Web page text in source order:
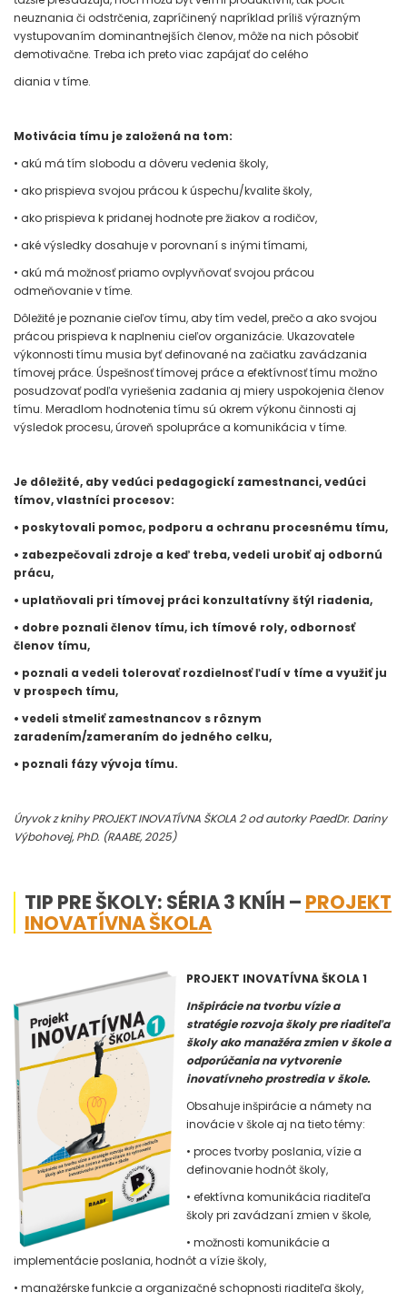
neuznania či odstrčenia, zapríčinený napríklad príliš výrazným
vystupovaním dominantnejších členov, môže na nich pôsobiť
demotivačne. Treba ich preto viac zapájať do celého
diania v tíme.
Motivácia tímu je založená na tom:
• akú má tím slobodu a dôveru vedenia školy,
• ako prispieva svojou prácou k úspechu/kvalite školy,
• ako prispieva k pridanej hodnote pre žiakov a rodičov,
• aké výsledky dosahuje v porovnaní s inými tímami,
• akú má možnosť priamo ovplyvňovať svojou prácou
odmeňovanie v tíme.
Dôležité je poznanie cieľov tímu, aby tím vedel, prečo a ako svojou
prácou prispieva k naplneniu cieľov organizácie. Ukazovatele
výkonnosti tímu musia byť definované na začiatku zavádzania
tímovej práce. Úspešnosť tímovej práce a efektívnosť tímu možno
posudzovať podľa vyriešenia zadania aj miery uspokojenia členov
tímu. Meradlom hodnotenia tímu sú okrem výkonu činnosti aj
výsledok procesu, úroveň spolupráce a komunikácia v tíme.
Je dôležité, aby vedúci pedagogickí zamestnanci, vedúci
tímov, vlastníci procesov:
• poskytovali pomoc, podporu a ochranu procesnému tímu,
• zabezpečovali zdroje a keď treba, vedeli urobiť aj odbornú
prácu,
• uplatňovali pri tímovej práci konzultatívny štýl riadenia,
• dobre poznali členov tímu, ich tímové roly, odbornosť
členov tímu,
• poznali a vedeli tolerovať rozdielnosť ľudí v tíme a využiť ju
v prospech tímu,
• vedeli stmeliť zamestnancov s rôznym
zaradením/zameraním do jedného celku,
• poznali fázy vývoja tímu.
Úryvok z knihy PROJEKT INOVATÍVNA ŠKOLA 2 od autorky PaedDr. Dariny
Výbohovej, PhD. (RAABE, 2025)
TIP PRE ŠKOLY: SÉRIA 3 KNÍH – PROJEKT
INOVATÍVNA ŠKOLA
PROJEKT INOVATÍVNA ŠKOLA 1
Inšpirácie na tvorbu vízie a
stratégie rozvoja školy pre riaditeľa
školy ako manažéra zmien v škole a
odporúčania na vytvorenie
inovatívneho prostredia v škole.
Obsahuje inšpirácie a námety na
inovácie v škole aj na tieto témy:
• proces tvorby poslania, vízie a
definovanie hodnôt školy,
• efektívna komunikácia riaditeľa
školy pri zavádzaní zmien v škole,
• možnosti komunikácie a
implementácie poslania, hodnôt a vízie školy,
• manažérske funkcie a organizačné schopnosti riaditeľa školy,